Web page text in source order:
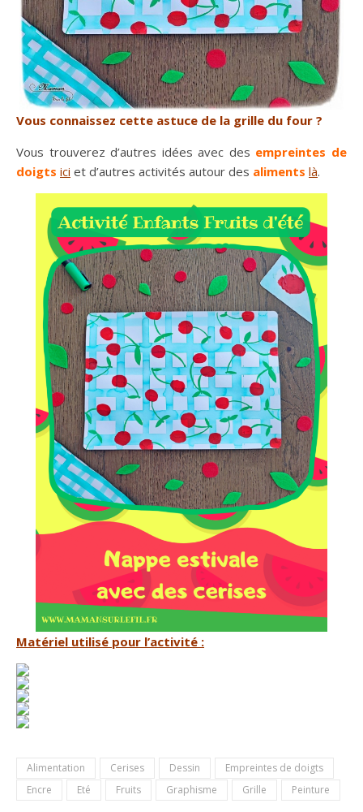
Vous connaissez cette astuce de la grille du four ?
Vous trouverez d’autres idées avec des empreintes de
doigts ici et d’autres activités autour des aliments là.
Matériel utilisé pour l’activité :
Alimentation Cerises Dessin
Empreintes de doigts
Encre
Eté Fruits Graphisme Grille Peinture